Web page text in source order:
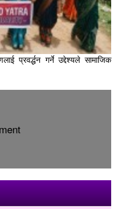
प्रवर्द्धन गर्ने उद्देश्यले सामाजिक